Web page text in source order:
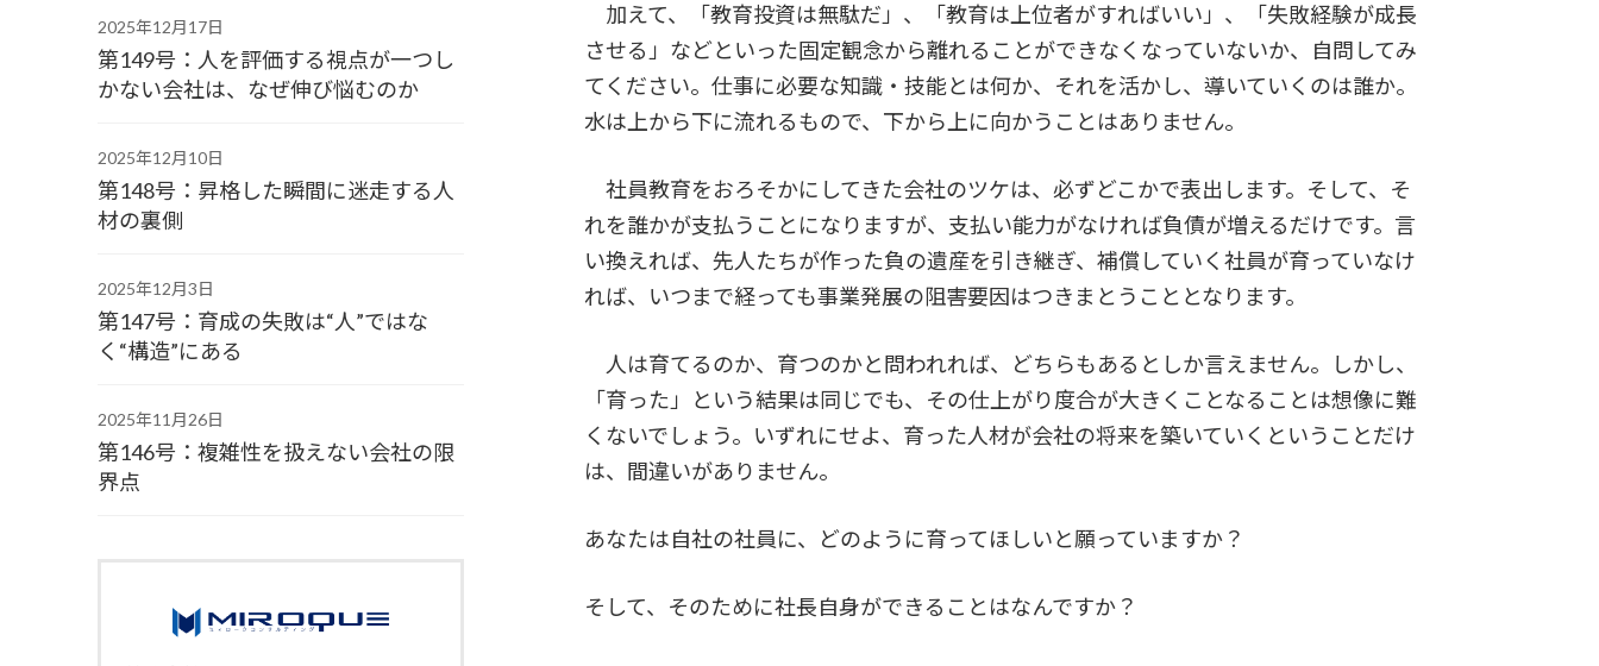
加えて、「教育投資は無駄だ」、「教育は上位者がすればいい」、「失敗経験が成長
させる」などといった固定観念から離れることができなくなっていないか、自問してみ
てください。仕事に必要な知識・技能とは何か、それを活かし、導いていくのは誰か。
水は上から下に流れるもので、下から上に向かうことはありません。
社員教育をおろそかにしてきた会社のツケは、必ずどこかで表出します。そして、そ
れを誰かが支払うことになりますが、支払い能力がなければ負債が増えるだけです。言
い換えれば、先人たちが作った負の遺産を引き継ぎ、補償していく社員が育っていなけ
れば、いつまで経っても事業発展の阻害要因はつきまとうこととなります。
人は育てるのか、育つのかと問われれば、どちらもあるとしか言えません。しかし、
「育った」という結果は同じでも、その仕上がり度合が大きくことなることは想像に難
くないでしょう。いずれにせよ、育った人材が会社の将来を築いていくということだけ
は、間違いがありません。
あなたは自社の社員に、どのように育ってほしいと願っていますか？
そして、そのために社長自身ができることはなんですか？
2025年12月17日
第149号：人を評価する視点が一つし
かない会社は、なぜ伸び悩むのか
2025年12月10日
第148号：昇格した瞬間に迷走する人
材の裏側
2025年12月3日
第147号：育成の失敗は“人”ではな
く“構造”にある
2025年11月26日
第146号：複雑性を扱えない会社の限
界点